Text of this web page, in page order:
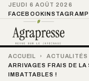
JEUDI 6 AOÛT 2026
FACEBOOKINSTAGRAM
ACCUEIL › ACTUALITÉS
ARRIVAGES FRAIS DE LA
IMBATTABLES !